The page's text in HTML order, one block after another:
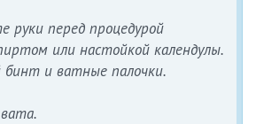
руки перед процедурой
или настойкой календулы.
и ватные палочки.